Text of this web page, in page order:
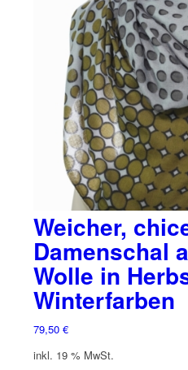
Weicher,
Damenschal
Wolle in
Winterfarben
79,50 €
inkl. 19 % MwSt.